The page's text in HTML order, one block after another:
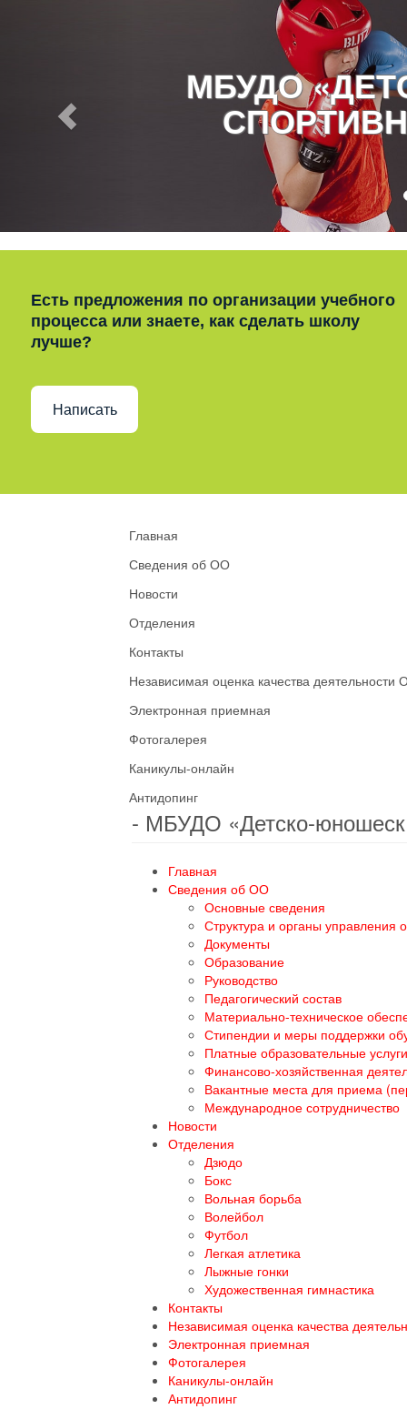
МБУДО
Есть предложения по организации учебного
процесса или знаете, как сделать школу
лучше?
Написать
Главная
Сведения об ОО
Новости
Отделения
Контакты
Независимая оценка качества деятельности
Электронная приемная
Фотогалерея
Каникулы-онлайн
Антидопинг
- МБУДО «Детско-
Главная
Сведения об ОО
Основные сведения
Структура и органы управления
Документы
Образование
Руководство
Педагогический состав
Материально-техническое
Стипендии и меры поддержки
Платные образовательные услуги
Финансово-хозяйственная
Вакантные места для приема
Международное сотрудничество
Новости
Отделения
Дзюдо
Бокс
Вольная борьба
Волейбол
Футбол
Легкая атлетика
Лыжные гонки
Художественная гимнастика
Контакты
Независимая оценка качества
Электронная приемная
Фотогалерея
Каникулы-онлайн
Антидопинг